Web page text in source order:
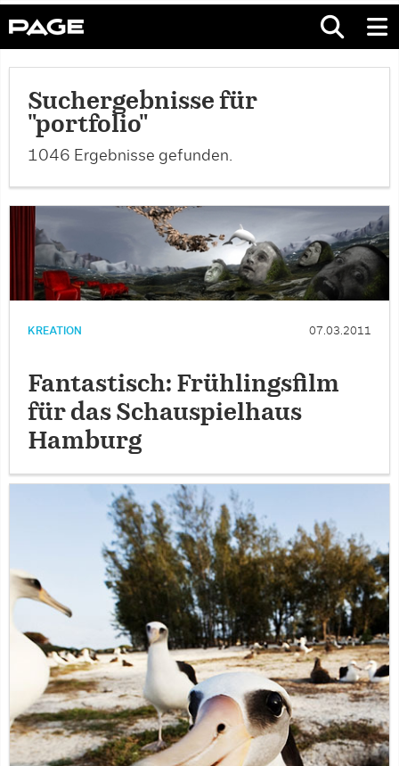
Suchergebnisse für
"portfolio"
1046 Ergebnisse gefunden.
KREATION 07.03.2011
Fantastisch: Frühlingsfilm
für das Schauspielhaus
Hamburg